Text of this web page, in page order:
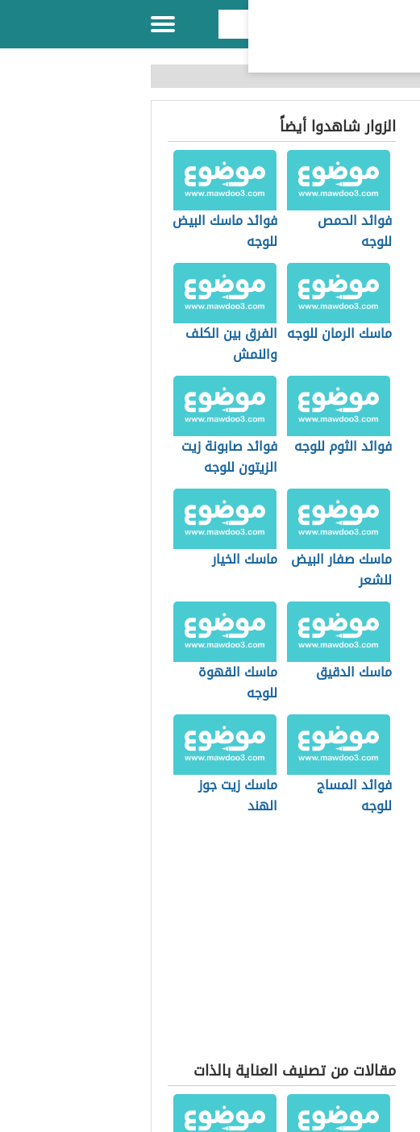
الزوار شاهدوا أيضاً
فوائد الحمص
للوجه
فوائد ماسك البيض
للوجه
ماسك الرمان للوجه الفرق بين الكلف
والنمش
فوائد الثوم للوجه
فوائد صابونة زيت
الزيتون للوجه
ماسك صفار البيض
للشعر
ماسك الخيار
ماسك الدقيق
ماسك القهوة
للوجه
فوائد المساج
للوجه
ماسك زيت جوز
الهند
مقالات من تصنيف العناية بالذات